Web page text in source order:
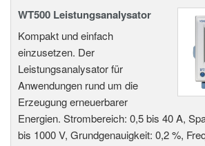
WT500 Leistungsanalysator
Kompakt und einfach
einzusetzen. Der
Leistungsanalysator für
Anwendungen rund um die
Erzeugung erneuerbarer
Energien. Strombereich: 0,5 bis 40 A,
bis 1000 V, Grundgenauigkeit: 0,2 %,